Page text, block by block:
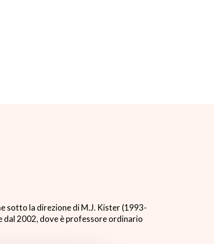
sotto la direzione di M.J. Kister (1993-
dal 2002, dove è professore ordinario